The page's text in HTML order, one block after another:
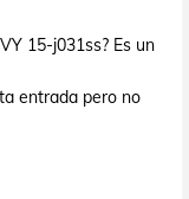
15-j031ss? Es un
entrada pero no